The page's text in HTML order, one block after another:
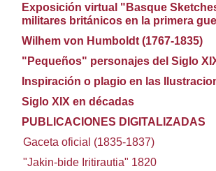
Exposición virtual "Basque
militares británicos en la primera
Wilhem von Humboldt (1767-1835)
"Pequeños" personajes del Siglo
Inspiración o plagio en las
Siglo XIX en décadas
PUBLICACIONES DIGITALIZADAS
Gaceta oficial (1835-1837)
"Jakin-bide Iritirautia" 1820